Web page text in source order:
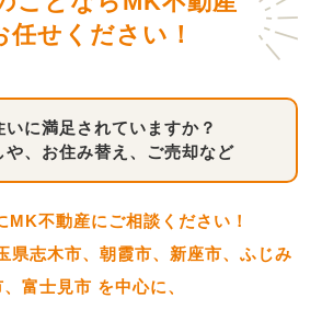
任せください！
いに満足されていますか？
や、お住み替え、ご売却など
MK不動産にご相談ください！
県志木市、朝霞市、新座市、ふじみ
、富士見市 を中心に、